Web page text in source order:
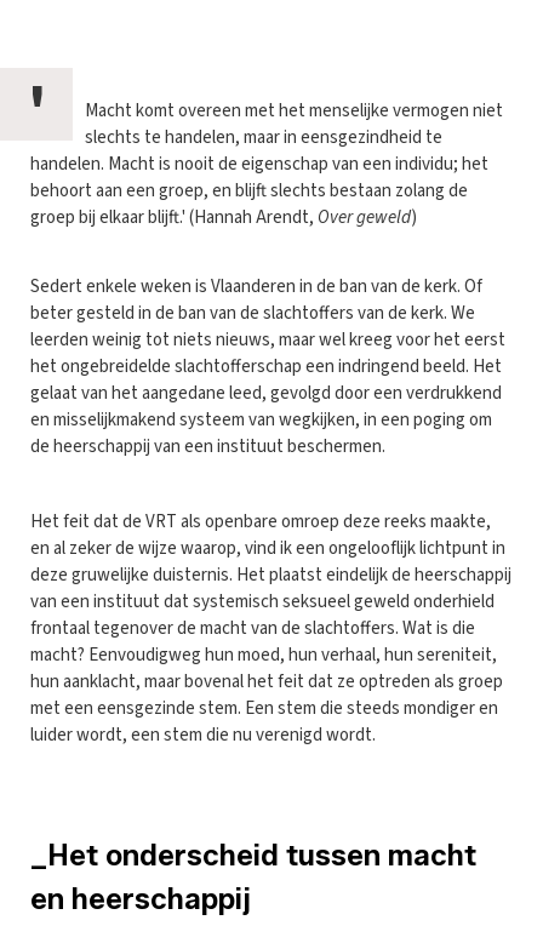
'
Macht komt overeen met het menselijke vermogen niet
slechts te handelen, maar in eensgezindheid te
handelen. Macht is nooit de eigenschap van een individu; het
behoort aan een groep, en blijft slechts bestaan zolang de
groep bij elkaar blijft.' (Hannah Arendt, Over geweld)
Sedert enkele weken is Vlaanderen in de ban van de kerk. Of
beter gesteld in de ban van de slachtoffers van de kerk. We
leerden weinig tot niets nieuws, maar wel kreeg voor het eerst
het ongebreidelde slachtofferschap een indringend beeld. Het
gelaat van het aangedane leed, gevolgd door een verdrukkend
en misselijkmakend systeem van wegkijken, in een poging om
de heerschappij van een instituut beschermen.
Het feit dat de VRT als openbare omroep deze reeks maakte,
en al zeker de wijze waarop, vind ik een ongelooflijk lichtpunt in
deze gruwelijke duisternis. Het plaatst eindelijk de heerschappij
van een instituut dat systemisch seksueel geweld onderhield
frontaal tegenover de macht van de slachtoffers. Wat is die
macht? Eenvoudigweg hun moed, hun verhaal, hun sereniteit,
hun aanklacht, maar bovenal het feit dat ze optreden als groep
met een eensgezinde stem. Een stem die steeds mondiger en
luider wordt, een stem die nu verenigd wordt.
_Het onderscheid tussen macht
en heerschappij